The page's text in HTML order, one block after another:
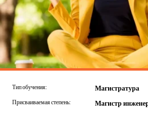
Тип обучения: Магистратура
Присваиваемая степень: Магистр